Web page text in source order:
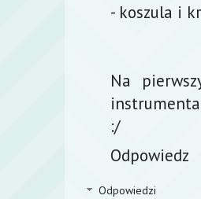
- koszula i
Na
:/
Odpowiedz
Odpowiedzi